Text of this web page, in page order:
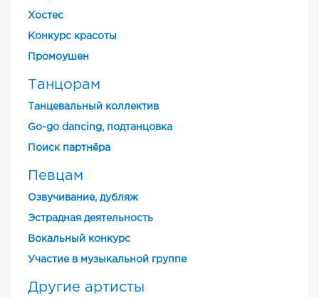
Хостес
Конкурс красоты
Промоушен
Танцорам
Танцевальный коллектив
Go-go dancing, подтанцовка
Поиск партнёра
Певцам
Озвучивание, дубляж
Эстрадная деятельность
Вокальный конкурс
Участие в музыкальной группе
Другие артисты